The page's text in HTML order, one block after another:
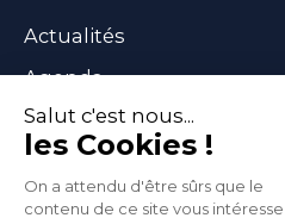
Actualités
Agenda
Nous contacter